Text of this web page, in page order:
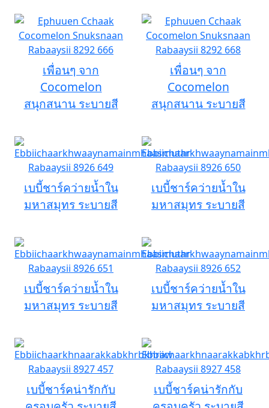
เพื่อนๆ จาก
Cocomelon
สนุกสนาน ระบายสี
เพื่อนๆ จาก
Cocomelon
สนุกสนาน ระบายสี
เบบี้ชาร์คว่ายน้ำใน
มหาสมุทร ระบายสี
เบบี้ชาร์คว่ายน้ำใน
มหาสมุทร ระบายสี
เบบี้ชาร์คว่ายน้ำใน
มหาสมุทร ระบายสี
เบบี้ชาร์คว่ายน้ำใน
มหาสมุทร ระบายสี
เบบี้ชาร์คน่ารักกับ
เบบี้ชาร์คน่ารักกับ